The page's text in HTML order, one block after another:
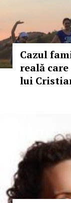
Cazul
reală
lui